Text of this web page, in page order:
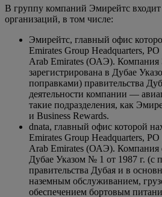
В группу компаний Эмирейтс входит
организаций, в том числе:
Эмирейтс, главный офис
Emirates Group Headquarters,
Arab Emirates (ОАЭ). Компания
зарегистрирована в Дубае
поправками) правительства
деятельности компании —
такие подразделения, как
и Business Rewards.
dnata, главный офис которой
Emirates Group Headquarters,
Arab Emirates (ОАЭ). Компания
Дубае Указом № 1 от 1987 г. (с
правительства Дубая и в
наземным обслуживанием,
обеспечением бортовым